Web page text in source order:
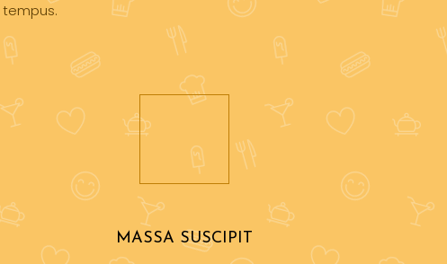
tempus.
MASSA SUSCIPIT